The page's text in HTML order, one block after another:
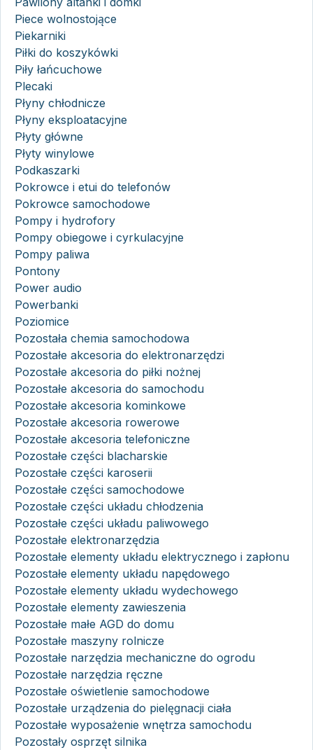
Piece wolnostojące
Piekarniki
Piłki do koszykówki
Piły łańcuchowe
Plecaki
Płyny chłodnicze
Płyny eksploatacyjne
Płyty główne
Płyty winylowe
Podkaszarki
Pokrowce i etui do telefonów
Pokrowce samochodowe
Pompy i hydrofory
Pompy obiegowe i cyrkulacyjne
Pompy paliwa
Pontony
Power audio
Powerbanki
Poziomice
Pozostała chemia samochodowa
Pozostałe akcesoria do elektronarzędzi
Pozostałe akcesoria do piłki nożnej
Pozostałe akcesoria do samochodu
Pozostałe akcesoria kominkowe
Pozostałe akcesoria rowerowe
Pozostałe akcesoria telefoniczne
Pozostałe części blacharskie
Pozostałe części karoserii
Pozostałe części samochodowe
Pozostałe części układu chłodzenia
Pozostałe części układu paliwowego
Pozostałe elektronarzędzia
Pozostałe elementy układu elektrycznego i zapłonu
Pozostałe elementy układu napędowego
Pozostałe elementy układu wydechowego
Pozostałe elementy zawieszenia
Pozostałe małe AGD do domu
Pozostałe maszyny rolnicze
Pozostałe narzędzia mechaniczne do ogrodu
Pozostałe narzędzia ręczne
Pozostałe oświetlenie samochodowe
Pozostałe urządzenia do pielęgnacji ciała
Pozostałe wyposażenie wnętrza samochodu
Pozostały osprzęt silnika